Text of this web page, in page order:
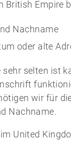
British Empire
Nachname
oder alte
sehr selten ist
wir für
Nachname.
United